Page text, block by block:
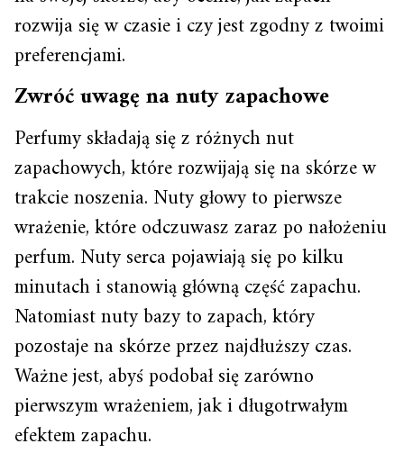
rozwija się w czasie i czy jest zgodny z twoimi
preferencjami.
Zwróć uwagę na nuty zapachowe
Perfumy składają się z różnych nut
zapachowych, które rozwijają się na skórze w
trakcie noszenia. Nuty głowy to pierwsze
wrażenie, które odczuwasz zaraz po nałożeniu
perfum. Nuty serca pojawiają się po kilku
minutach i stanowią główną część zapachu.
Natomiast nuty bazy to zapach, który
pozostaje na skórze przez najdłuższy czas.
Ważne jest, abyś podobał się zarówno
pierwszym wrażeniem, jak i długotrwałym
efektem zapachu.